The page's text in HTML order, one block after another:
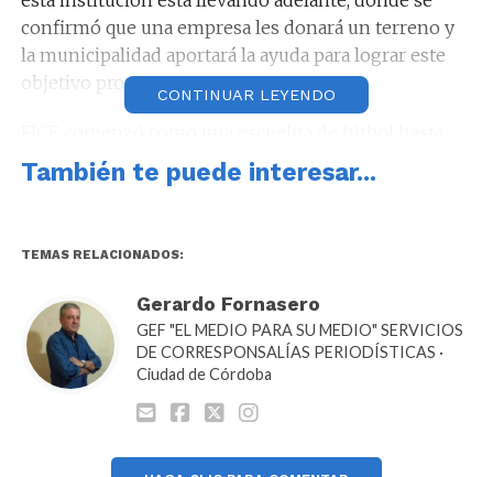
confirmó que una empresa les donará un terreno y
la municipalidad aportará la ayuda para lograr este
objetivo propuesto.
formarse como club, convirtiéndose en un
importante semillero de deportistas, ya que muchos
Por otra parte el intendente Farías se reunió con el
Comisario Mayor Jorge Funes, Director de la
CONTINUAR LEYENDO
También te puede interesar...
TEMAS RELACIONADOS:
Gerardo Fornasero
GEF "EL MEDIO PARA SU MEDIO" SERVICIOS
DE CORRESPONSALÍAS PERIODÍSTICAS ·
Ciudad de Córdoba